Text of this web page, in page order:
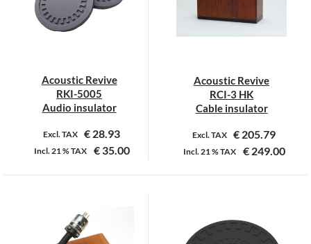
optie
kan
de
productpagina
Acoustic Revive
RKI-5005
Audio insulator
Excl. TAX € 28.93
Incl.21 %TAX €35.00
Dit
heeft
meerdere
variaties.
Acoustic Revive
RCI-3 HK
Cable insulator
Excl. TAX € 205.79
Incl.21 %TAX €249.00
Dit
meerdere